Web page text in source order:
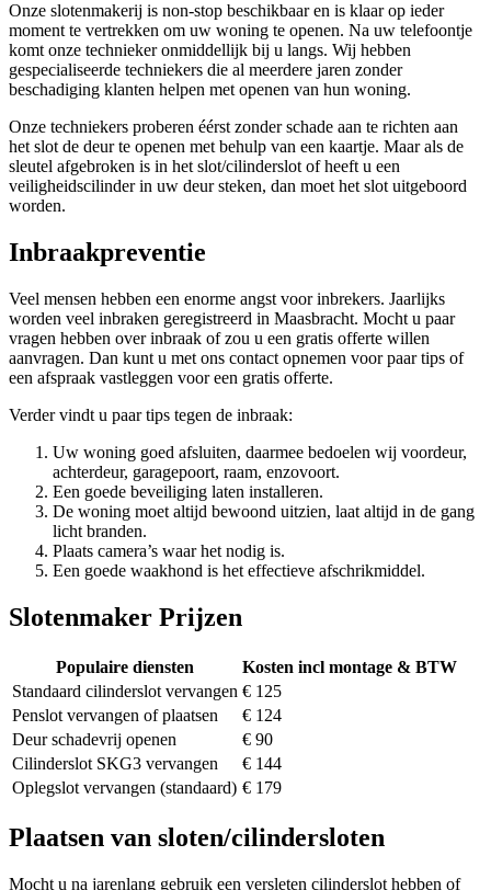
Onze slotenmakerij is non-stop beschikbaar en is klaar op ieder
moment te vertrekken om uw woning te openen. Na uw telefoontje
komt onze technieker onmiddellijk bij u langs. Wij hebben
gespecialiseerde techniekers die al meerdere jaren zonder
beschadiging klanten helpen met openen van hun woning.
Onze techniekers proberen éérst zonder schade aan te richten aan
het slot de deur te openen met behulp van een kaartje. Maar als de
sleutel afgebroken is in het slot/cilinderslot of heeft u een
veiligheidscilinder in uw deur steken, dan moet het slot uitgeboord
worden.
Inbraakpreventie
Veel mensen hebben een enorme angst voor inbrekers. Jaarlijks
worden veel inbraken geregistreerd in Maasbracht. Mocht u paar
vragen hebben over inbraak of zou u een gratis offerte willen
aanvragen. Dan kunt u met ons contact opnemen voor paar tips of
een afspraak vastleggen voor een gratis offerte.
Verder vindt u paar tips tegen de inbraak:
Uw woning goed afsluiten, daarmee bedoelen wij voordeur,
achterdeur, garagepoort, raam, enzovoort.
Een goede beveiliging laten installeren.
De woning moet altijd bewoond uitzien, laat altijd in de gang
licht branden.
Plaats camera’s waar het nodig is.
Een goede waakhond is het effectieve afschrikmiddel.
Slotenmaker Prijzen
Populaire diensten
Kosten incl montage & BTW
Standaard cilinderslot vervangen € 125
Penslot vervangen of plaatsen
€ 124
Deur schadevrij openen
€ 90
Cilinderslot SKG3 vervangen
€ 144
Oplegslot vervangen (standaard) € 179
Plaatsen van sloten/cilindersloten
Mocht u na jarenlang gebruik een versleten cilinderslot hebben of